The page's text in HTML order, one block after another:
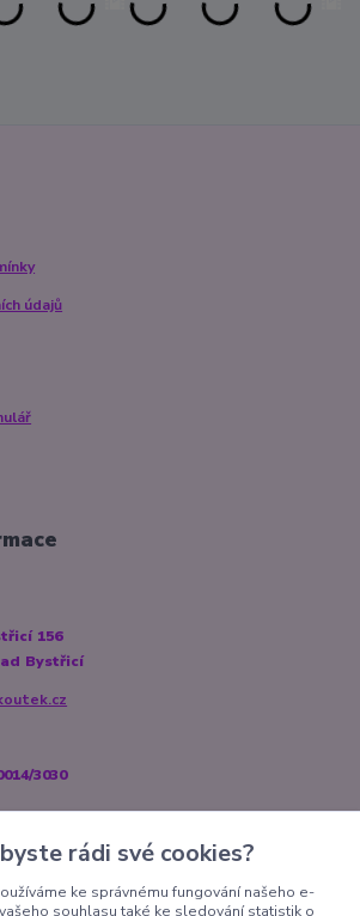
údajů
156
Bystřicí
3030
rádi své cookies?
ke správnému fungování našeho e-
souhlasu také ke sledování statistik o